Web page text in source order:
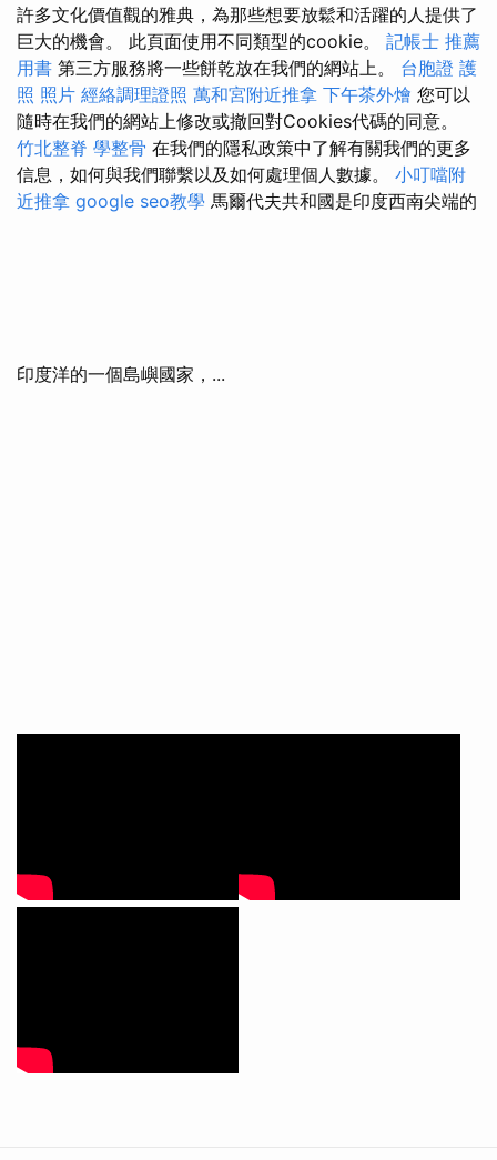
許多文化價值觀的雅典，為那些想要放鬆和活躍的人提供了
巨大的機會。 此頁面使用不同類型的cookie。 記帳士 推薦
用書 第三方服務將一些餅乾放在我們的網站上。 台胞證 護
照 照片 經絡調理證照 萬和宮附近推拿 下午茶外燴 您可以
隨時在我們的網站上修改或撤回對Cookies代碼的同意。
竹北整脊 學整骨 在我們的隱私政策中了解有關我們的更多
信息，如何與我們聯繫以及如何處理個人數據。 小叮噹附
近推拿 google seo教學 馬爾代夫共和國是印度西南尖端的
印度洋的一個島嶼國家，...